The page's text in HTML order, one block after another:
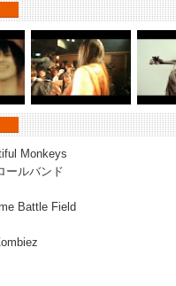
Monkeys
ールバンド
Battle Field